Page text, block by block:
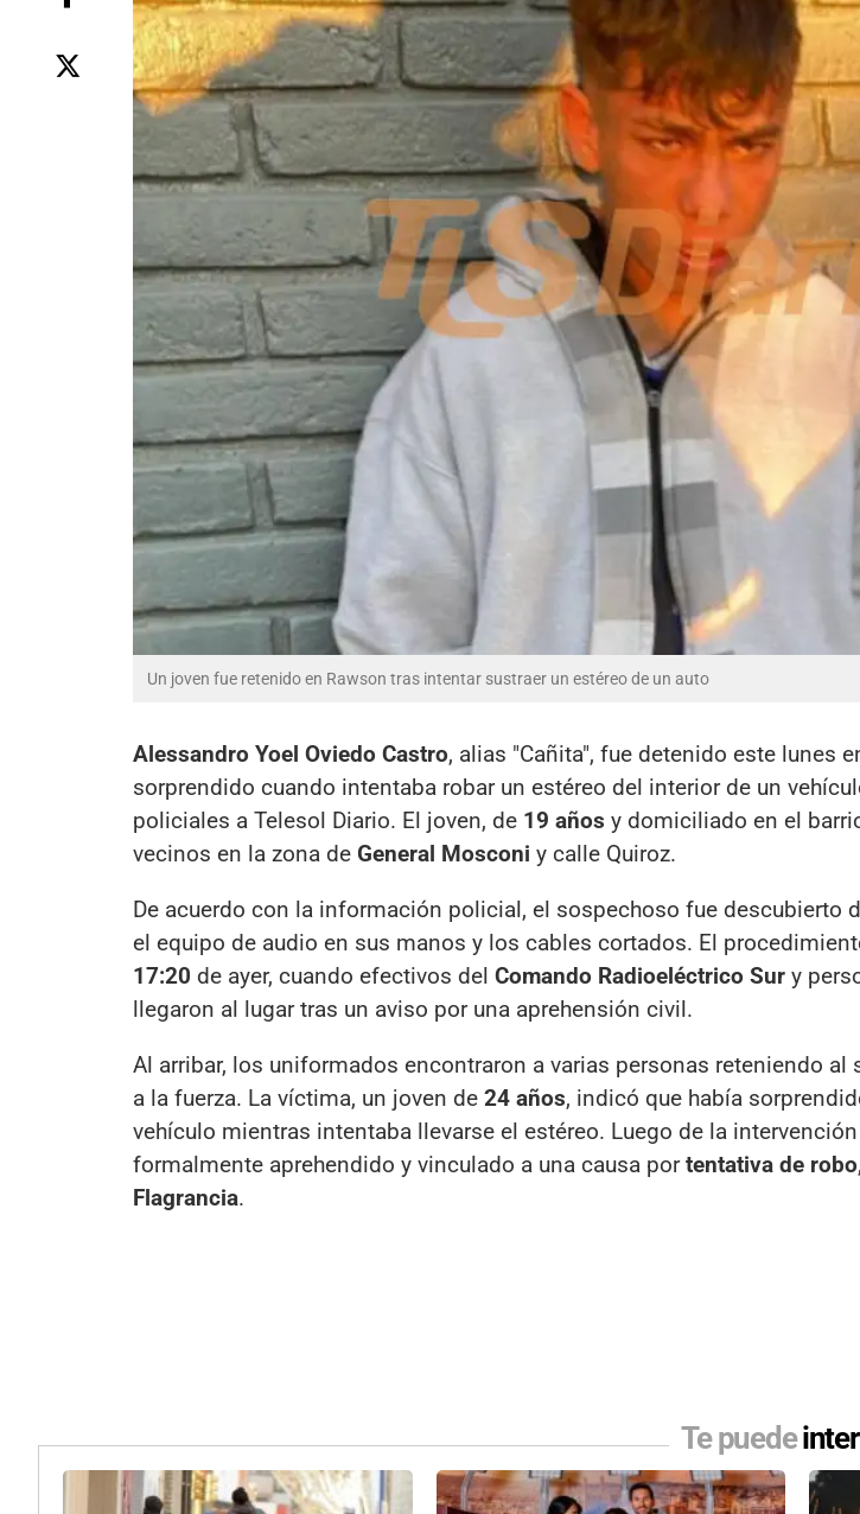
Un joven fue retenido en Rawson tras intentar sustraer un estéreo de un auto
Alessandro Yoel Oviedo Castro, alias "Cañita", fue detenido este lunes
sorprendido cuando intentaba robar un estéreo del interior de un
policiales a Telesol Diario. El joven, de 19 años y domiciliado en el
vecinos en la zona de General Mosconi y calle Quiroz.
De acuerdo con la información policial, el sospechoso fue descubierto
el equipo de audio en sus manos y los cables cortados. El
17:20 de ayer, cuando efectivos del Comando Radioeléctrico Sur y
llegaron al lugar tras un aviso por una aprehensión civil.
Al arribar, los uniformados encontraron a varias personas reteniendo al
a la fuerza. La víctima, un joven de 24 años, indicó que había
vehículo mientras intentaba llevarse el estéreo. Luego de la
formalmente aprehendido y vinculado a una causa portentativa de robo
Flagrancia.
Te puede